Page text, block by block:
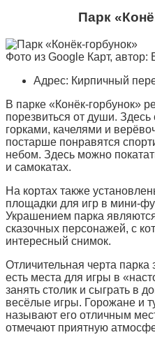
Парк
Фото из Google Карт,
Адрес: Кирпичный
В парке «Конёк-горбунок»
порезвиться от души. Здесь
горками, качелями и
постарше понравятся
небом. Здесь можно
и самокатах.
На кортах также
площадки для игр в мини-
Украшением парка
сказочных персонажей, с
интересный снимок.
Отличительная черта парка
есть места для игры в
занять столик и сыграть в
весёлые игры. Горожане и
называют его отличным
отмечают приятную